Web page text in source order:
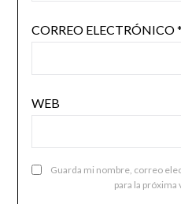
CORREO ELECTRÓNICO*
WEB
Guarda mi nombre, correo
para la